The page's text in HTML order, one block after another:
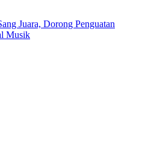
Juara, Dorong Penguatan
Musik